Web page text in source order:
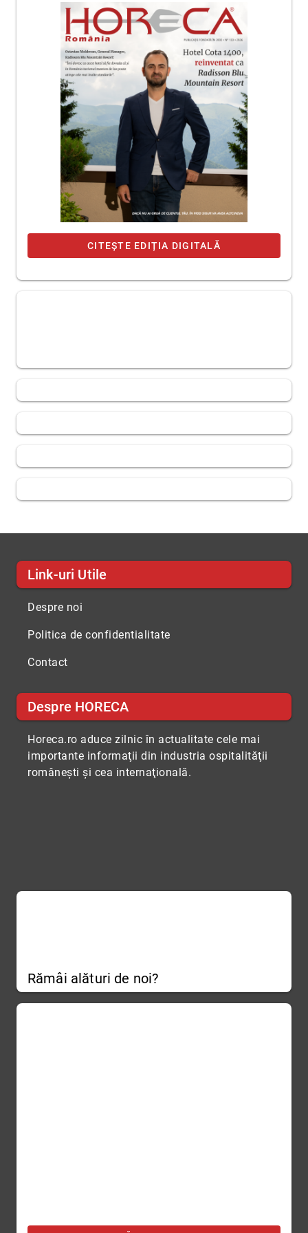
CITEȘTE EDIȚIA DIGITALĂ
Link-uri Utile
Despre noi
Politica de confidentialitate
Contact
Despre HORECA
Horeca.ro aduce zilnic în actualitate cele mai
importante informaţii din industria ospitalităţii
româneşti şi cea internaţională.
Rămâi alături de noi?